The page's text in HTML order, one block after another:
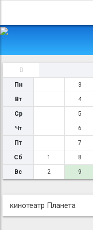
Пн 3
Вт 4
Ср 5
Чт 6
Пт 7
Сб 1 8
Вс 2 9
кинотеатр Планета